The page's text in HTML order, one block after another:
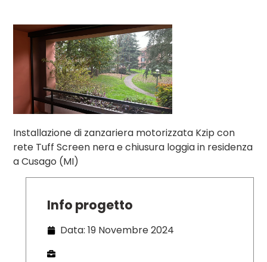
Installazione di zanzariera motorizzata Kzip con
rete Tuff Screen nera e chiusura loggia in residenza
a Cusago (MI)
Info progetto
Data: 19 Novembre 2024